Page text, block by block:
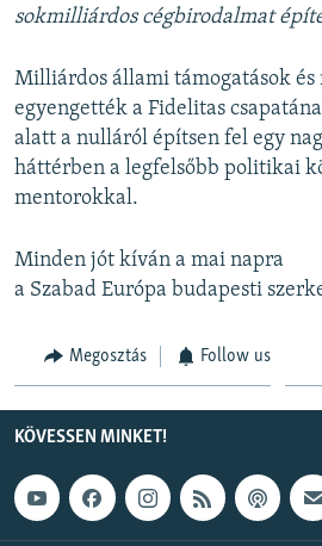
sokmilliárdos cégbirodalmat
Milliárdos állami támogatások és
egyengették a Fidelitas
alatt a nulláról építsen fel egy
háttérben a legfelsőbb politikai
mentorokkal.
Minden jót kíván a mai napra
a Szabad Európa budapesti
Megosztás Follow us
KÖVESSEN MINKET!